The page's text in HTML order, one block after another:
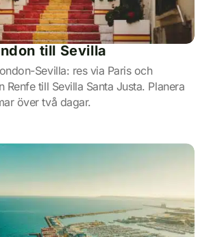
till Sevilla
Sevilla: res via Paris och
Renfe till Sevilla Santa Justa. Planera
över två dagar.